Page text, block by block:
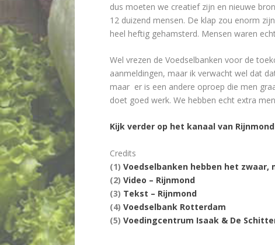
dus moeten we creatief zijn en nieuwe
12 duizend mensen. De klap zou enorm
heel heftig gehamsterd. Mensen waren
Wel vrezen de Voedselbanken voor de
aanmeldingen, maar ik verwacht wel dat
maar er is een andere oproep die men
doet goed werk. We hebben echt extra
Kijk verder op het kanaal van Rijnmond
Credits
(1) Voedselbanken hebben het zwaar,
(2) Video – Rijnmond
(3) Tekst – Rijnmond
(4) Voedselbank Rotterdam
(5) Voedingcentrum Isaak & De